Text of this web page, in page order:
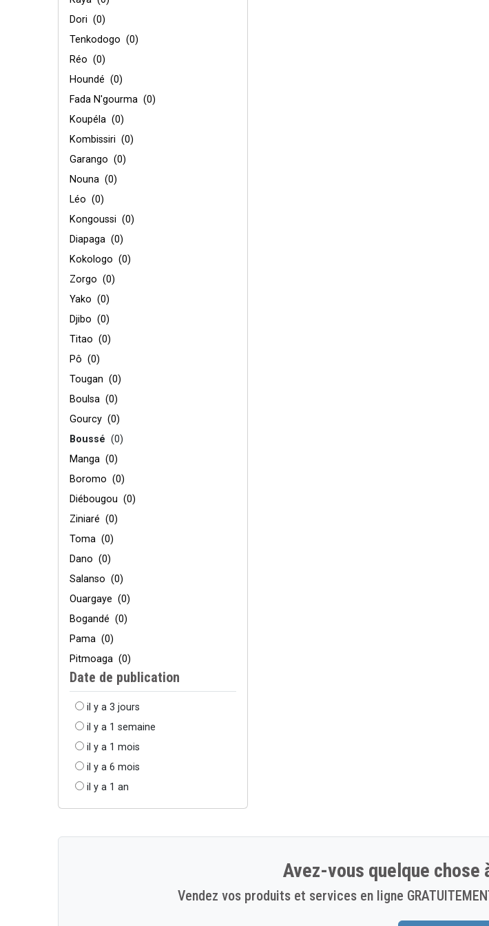
Dori (0)
Tenkodogo (0)
Réo (0)
Houndé (0)
Fada N'gourma (0)
Koupéla (0)
Kombissiri (0)
Garango (0)
Nouna (0)
Léo (0)
Kongoussi (0)
Diapaga (0)
Kokologo (0)
Zorgo (0)
Yako (0)
Djibo (0)
Titao (0)
Pô (0)
Tougan (0)
Boulsa (0)
Gourcy (0)
Boussé (0)
Manga (0)
Boromo (0)
Diébougou (0)
Ziniaré (0)
Toma (0)
Dano (0)
Salanso (0)
Ouargaye (0)
Bogandé (0)
Pama (0)
Pitmoaga (0)
Date de publication
il y a 3 jours
il y a 1 semaine
il y a 1 mois
il y a 6 mois
il y a 1 an
Avez-vous quelque chose
Vendez vos produits et services en ligne